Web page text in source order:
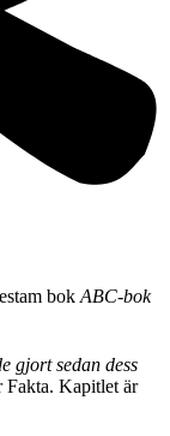
bok ABC-bok
gjort sedan dess
Fakta. Kapitlet är